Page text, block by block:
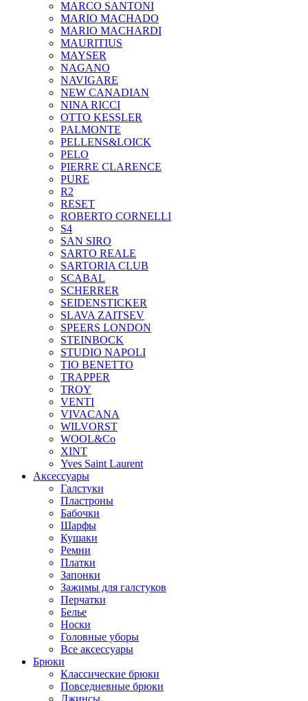
MARCO SANTONI
MARIO MACHADO
MARIO MACHARDI
MAURITIUS
MAYSER
NAGANO
NAVIGARE
NEW CANADIAN
NINA RICCI
OTTO KESSLER
PALMONTE
PELLENS&LOICK
PELO
PIERRE CLARENCE
PURE
R2
RESET
ROBERTO CORNELLI
S4
SAN SIRO
SARTO REALE
SARTORIA CLUB
SCABAL
SCHERRER
SEIDENSTICKER
SLAVA ZAITSEV
SPEERS LONDON
STEINBOCK
STUDIO NAPOLI
TIO BENETTO
TRAPPER
TROY
VENTI
VIVACANA
WILVORST
WOOL&Co
XINT
Yves Saint Laurent
Аксессуары
Галстуки
Пластроны
Бабочки
Шарфы
Кушаки
Ремни
Платки
Запонки
Зажимы для галстуков
Перчатки
Белье
Носки
Головные уборы
Все аксессуары
Брюки
Классические брюки
Повседневные брюки
Джинсы